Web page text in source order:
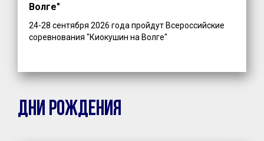
Волге"
24-28 сентября 2026 года пройдут Всероссийские
соревнования "Киокушин на Волге"
ДНИ РОЖДЕНИЯ